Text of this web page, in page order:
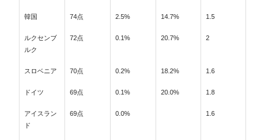
韓国 74点 2.5% 14.7% 1.5
ルクセンブ
ルク
72点 0.1% 20.7% 2
スロベニア 70点 0.2% 18.2% 1.6
ドイツ 69点 0.1% 20.0% 1.8
アイスラン
ド
69点 0.0% 1.6